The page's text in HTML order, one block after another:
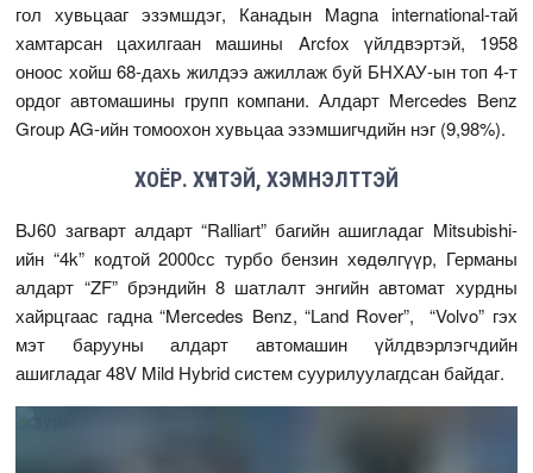
гол хувьцааг эзэмшдэг, Канадын Magna international-тай
хамтарсан цахилгаан машины Arcfox үйлдвэртэй, 1958
оноос хойш 68-дахь жилдээ ажиллаж буй БНХАУ-ын топ 4-т
ордог автомашины групп компани. Алдарт Mercedes Benz
Group AG-ийн томоохон хувьцаа эзэмшигчдийн нэг (9,98%).
ХОЁР. ХҮЧТЭЙ, ХЭМНЭЛТТЭЙ
BJ60 загварт алдарт “Ralliart” багийн ашигладаг Mitsubishi-
ийн “4k” кодтой 2000сс турбо бензин хөдөлгүүр, Германы
алдарт “ZF” брэндийн 8 шатлалт энгийн автомат хурдны
хайрцгаас гадна “Mercedes Benz, “Land Rover”, “Volvo” гэх
мэт барууны алдарт автомашин үйлдвэрлэгчдийн
ашигладаг 48V Mild Hybrid систем суурилуулагдсан байдаг.